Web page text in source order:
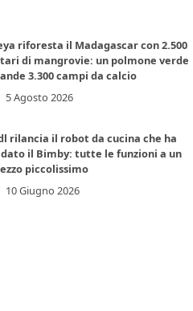
riforesta il Madagascar con 2.500
di mangrovie: un polmone verde
3.300 campi da calcio
5 Agosto 2026
rilancia il robot da cucina che ha
il Bimby: tutte le funzioni a un
piccolissimo
10 Giugno 2026